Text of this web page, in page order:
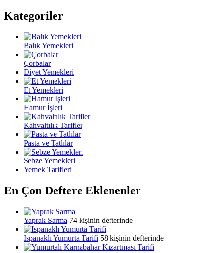
Kategoriler
Balık Yemekleri
Çorbalar
Diyet Yemekleri
Et Yemekleri
Hamur İşleri
Kahvaltılık Tarifler
Pasta ve Tatlılar
Sebze Yemekleri
Yemek Tarifleri
En Çon Deftere Eklenenler
Yaprak Sarma 74 kişinin defterinde
Ispanaklı Yumurta Tarifi 58 kişinin defterinde